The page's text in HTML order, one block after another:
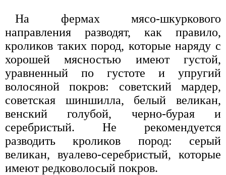
На фермах мясо-шкуркового
направления разводят, как правило,
кроликов таких пород, которые наряду с
хорошей мясностью имеют густой,
уравненный по густоте и упругий
волосяной покров: советский мардер,
советская шиншилла, белый великан,
венский голубой, черно-бурая и
серебристый. Не рекомендуется
разводить кроликов пород: серый
великан, вуалево-серебристый, которые
имеют редковолосый покров.